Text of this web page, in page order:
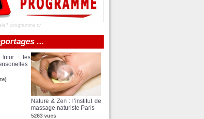
programme tv
...
futur : les
Nature & Zen : l’institut de
massage naturiste Paris
5263 vues